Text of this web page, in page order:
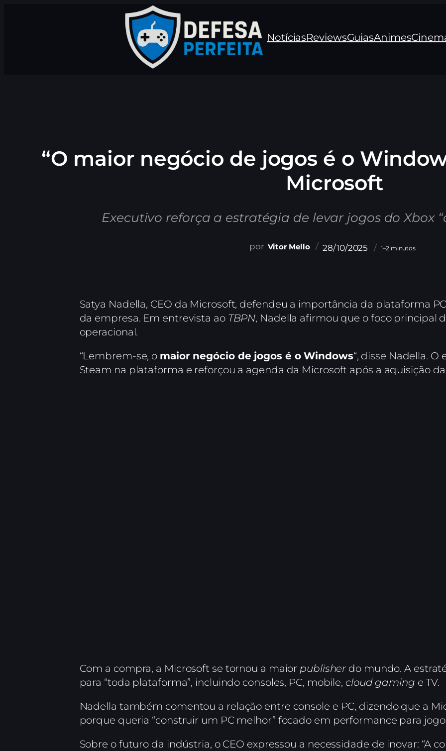
NotíciasReviewsGuiasAnimes
“O maior negócio de jogos é o
Microsoft
Executivo reforça a estratégia de levar jogos do Xbox
Vitor Mello 28/10/2025 1–2 minutos
Satya Nadella, CEO da Microsoft, defendeu a importância da plataforma
da empresa. Em entrevista ao TBPN, Nadella afirmou que o foco principal
operacional.
“Lembrem-se, o maior negócio de jogos é o Windows“, disse Nadella. O
Steam na plataforma e reforçou a agenda da Microsoft após a aquisição
Com a compra, a Microsoft se tornou a maior publisher do mundo. A
para “toda plataforma”, incluindo consoles, PC, mobile, cloud gaming e TV.
Nadella também comentou a relação entre console e PC, dizendo que a
porque queria “construir um PC melhor” focado em performance para
Sobre o futuro da indústria, o CEO expressou a necessidade de inovar: “A